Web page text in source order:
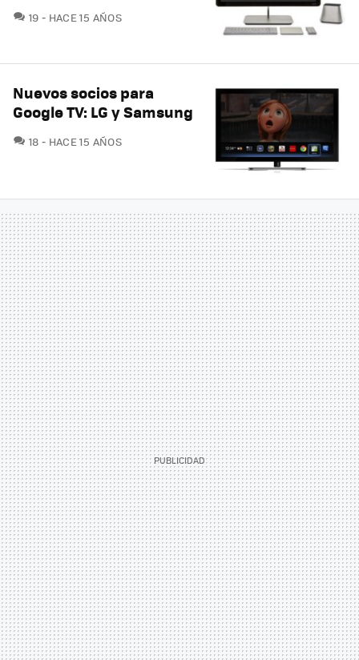
19 COMENTARIOS
HACE 15 AÑOS
Nuevos socios para
Google TV: LG y Samsung
18 COMENTARIOS
HACE 15 AÑOS